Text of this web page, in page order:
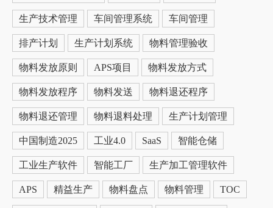
生产技术管理 车间管理系统 车间管理
排产计划 生产计划系统 物料管理验收
物料发放原则 APS项目 物料发放方式
物料发放程序 物料发送 物料退还程序
物料退还管理 物料退料处理 生产计划管理
中国制造2025 工业4.0 SaaS 智能仓储
工业生产软件 智能工厂 生产加工管理软件
APS 精益生产 物料盘点 物料管理 TOC